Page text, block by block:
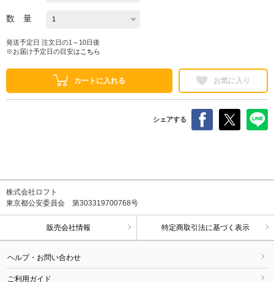
数 量
発送予定日 注文日の1～10日後
※お届け予定日の目安は こちら
カートに入れる お気に入り
シェアする
株式会社ロフト
東京都公安委員会 第303319700768号
販売会社情報 特定商取引法に基づく表示
ヘルプ・お問い合わせ
ご利用ガイド